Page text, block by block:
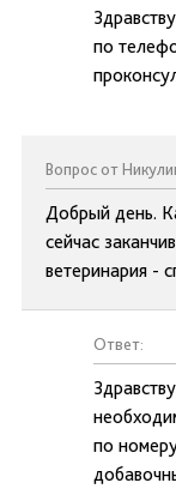
по
Вопрос от
Добрый день.
сейчас
ветеринария -
Ответ:
по